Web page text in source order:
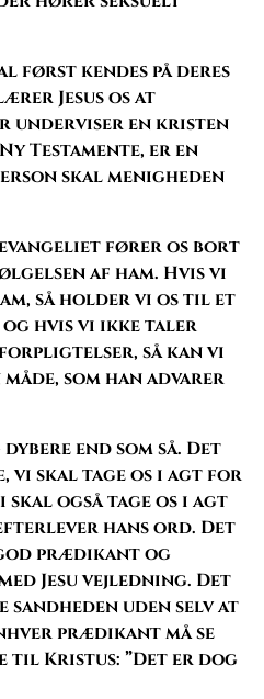
først kendes på deres
Jesus os at
underviser en kristen
Testamente, er en
skal menigheden
fører os bort
af ham. Hvis vi
så holder vi os til et
hvis vi ikke taler
så kan vi
måde, som han advarer
end som så. Det
vi skal tage os i agt for
også tage os i agt
hans ord. Det
prædikant og
Jesu vejledning. Det
uden selv at
prædikant må se
til Kristus: ”Det er dog